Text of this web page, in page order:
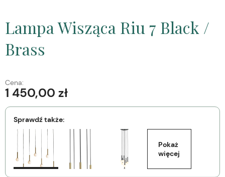
Lampa Wisząca Riu 7 Black /
Brass
Cena:
1 450,00 zł
Sprawdź także:
Pokaż
więcej